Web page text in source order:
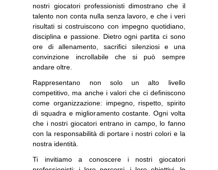
nostri giocatori professionisti dimostrano che il
talento non conta nulla senza lavoro, e che i veri
risultati si costruiscono con impegno quotidiano,
disciplina e passione. Dietro ogni partita ci sono
ore di allenamento, sacrifici silenziosi e una
convinzione incrollabile che si può sempre
andare oltre.
Rappresentano non solo un alto livello
competitivo, ma anche i valori che ci definiscono
come organizzazione: impegno, rispetto, spirito
di squadra e miglioramento costante. Ogni volta
che i nostri giocatori entrano in campo, lo fanno
con la responsabilità di portare i nostri colori e la
nostra identità.
Ti invitiamo a conoscere i nostri giocatori